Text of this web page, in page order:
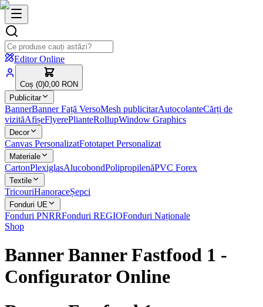
Editor Online
Coș (0)0,00 RON
Publicitar
BannerBanner Față VersoMesh publicitarAutocolanteCărți de
vizităAfișeFlyerePlianteRollupWindow Graphics
Decor
Canvas PersonalizatFototapet Personalizat
Materiale
CartonPlexiglasAlucobondPolipropilenăPVC Forex
Textile
TricouriHanoraceȘepci
Fonduri UE
Fonduri PNRRFonduri REGIOFonduri Naționale
Shop
Banner Banner Fastfood 1 -
Configurator Online